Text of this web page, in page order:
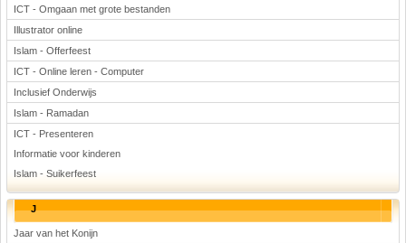
ICT - Omgaan met grote bestanden
Illustrator online
Islam - Offerfeest
ICT - Online leren - Computer
Inclusief Onderwijs
Islam - Ramadan
ICT - Presenteren
Informatie voor kinderen
Islam - Suikerfeest
J
Jaar van het Konijn